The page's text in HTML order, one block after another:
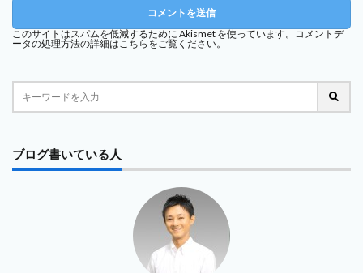
このサイトはスパムを低減するために Akismet を使っています。コメントデ
ータの処理方法の詳細はこちらをご覧ください。
ブログ書いている人